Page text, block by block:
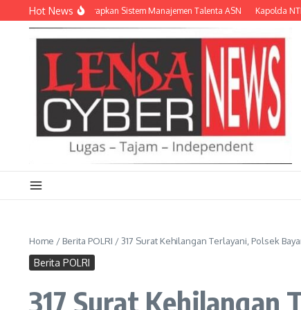
Lewati ke konten
Hot News
Lagi Terapkan Sistem Manajemen Talenta ASN Kapolda NTB:
Home / Berita POLRI / 317 Surat Kehilangan Terlayani, Polsek
Berita POLRI
317 Surat Kehilangan